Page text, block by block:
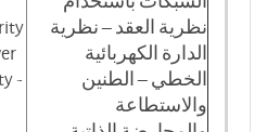
نظرية العقد – نظرية
الدارة الكهربائية
الخطي – الطنين
والاستطاعة
-